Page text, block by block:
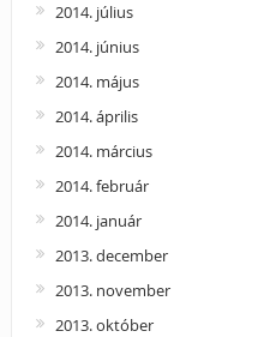
2014. július
2014. június
2014. május
2014. április
2014. március
2014. február
2014. január
2013. december
2013. november
2013. október